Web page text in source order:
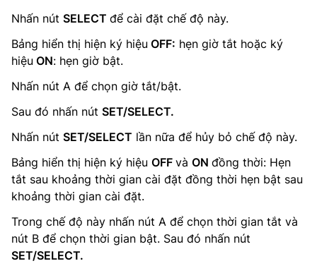
Nhấn nút SELECT để cài đặt chế độ này.
Bảng hiển thị hiện ký hiệu OFF: hẹn giờ tắt hoặc ký
hiệu ON: hẹn giờ bật.
Nhấn nút A để chọn giờ tắt/bật.
Sau đó nhấn nút SET/SELECT.
Nhấn nút SET/SELECT lần nữa để hủy bỏ chế độ này.
Bảng hiển thị hiện ký hiệu OFF và ON đồng thời: Hẹn
tắt sau khoảng thời gian cài đặt đồng thời hẹn bật sau
khoảng thời gian cài đặt.
Trong chế độ này nhấn nút A để chọn thời gian tắt và
nút B để chọn thời gian bật. Sau đó nhấn nút
SET/SELECT.